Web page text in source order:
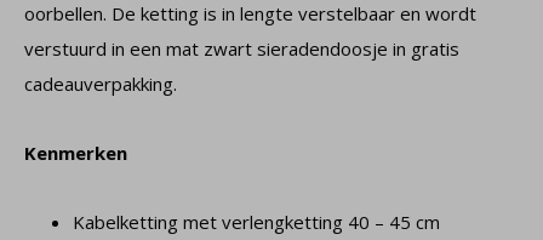
oorbellen. De ketting is in lengte verstelbaar en wordt
verstuurd in een mat zwart sieradendoosje in gratis
cadeauverpakking.
Kenmerken
Kabelketting met verlengketting 40 – 45 cm